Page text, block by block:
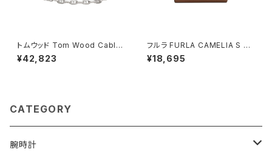
トムウッド Tom Wood Cable
Bracelet ブレスレット 10008
7-65 シルバー
¥42,823
フルラ FURLA CAMELIA S C
OMPACT WALLETS 二つ折り
財布 wp00315-are000-03b
¥18,695
CATEGORY
腕時計